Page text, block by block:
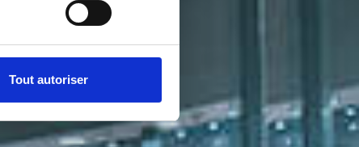
Tout autoriser